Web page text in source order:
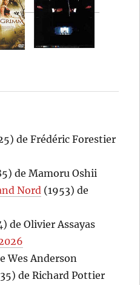
de Frédéric Forestier
de Mamoru Oshii
Nord (1953) de
de Olivier Assayas
Wes Anderson
de Richard Pottier